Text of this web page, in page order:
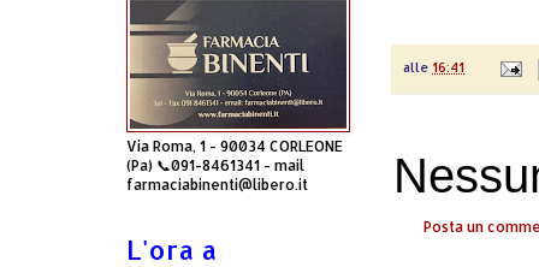
alle 16:41
Posta un
Via Roma, 1 - 90034 CORLEONE
(Pa) 📞091-8461341 - mail
farmaciabinenti@libero.it
L'ora a